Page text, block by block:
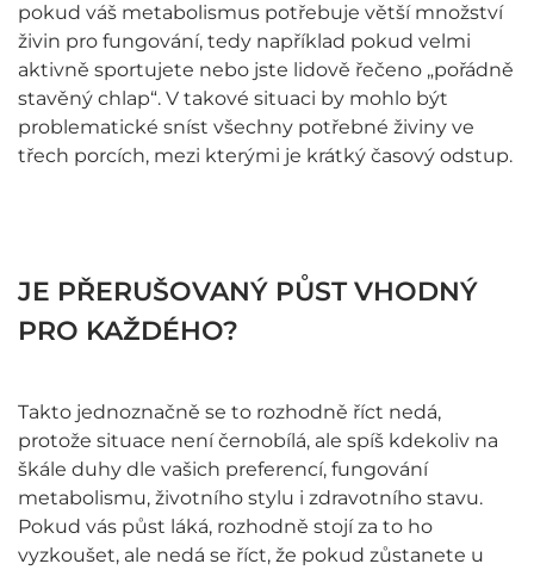
pokud váš metabolismus potřebuje větší množství
živin pro fungování, tedy například pokud velmi
aktivně sportujete nebo jste lidově řečeno „pořádně
stavěný chlap“. V takové situaci by mohlo být
problematické sníst všechny potřebné živiny ve
třech porcích, mezi kterými je krátký časový odstup.
JE PŘERUŠOVANÝ PŮST VHODNÝ
PRO KAŽDÉHO?
Takto jednoznačně se to rozhodně říct nedá,
protože situace není černobílá, ale spíš kdekoliv na
škále duhy dle vašich preferencí, fungování
metabolismu, životního stylu i zdravotního stavu.
Pokud vás půst láká, rozhodně stojí za to ho
vyzkoušet, ale nedá se říct, že pokud zůstanete u